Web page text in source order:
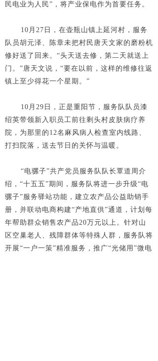
民电业为人民”，将产业保电作为首要任务。
10月27日，在壶瓶山镇上延河村，服务
队员胡元泽、陈章未把村民唐天文家的磨粉机
修好送了回来。“头天送去修，第二天就送上
门。”唐天文说，“要在以前，这样的维修往返
镇上至少得花一个星期。”
10月29日，正是重阳节，服务队队员漆
绍英带领新入职员工前往剩头村皮肤病疗养
院，为那里的12名麻风病人检查室内线路、
打扫院落，送去节日的关怀与温暖。
“电骡子”共产党员服务队队长覃道周介
绍，“十五五”期间，服务队将进一步升级“电
骡子”服务驿站功能，建立农产品公益助销手
册，并联动电商构建“产地直供”通道，计划每
年帮助群众销售农产品20万元以上。针对山
区空巢老人、残障群体等特殊人群，服务队将
开展“一户一策”精准服务，推广“光储用”微电